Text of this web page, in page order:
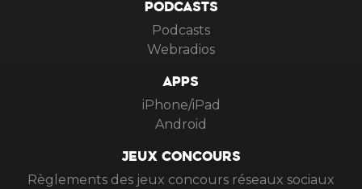
PODCASTS
Podcasts
Webradios
APPS
iPhone/iPad
Android
JEUX CONCOURS
Règlements des jeux concours réseaux sociaux